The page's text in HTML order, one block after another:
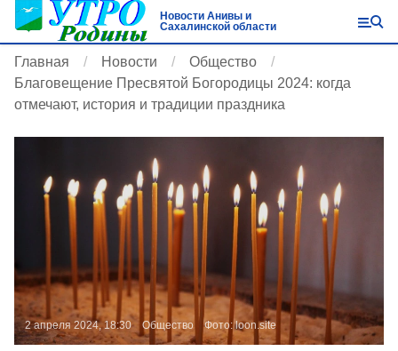
Новости Анивы и
Сахалинской области
Главная Новости
Общество
Благовещение Пресвятой Богородицы 2024: когда
отмечают, история и традиции праздника
2 апреля 2024, 18:30 Общество Фото:loon.site